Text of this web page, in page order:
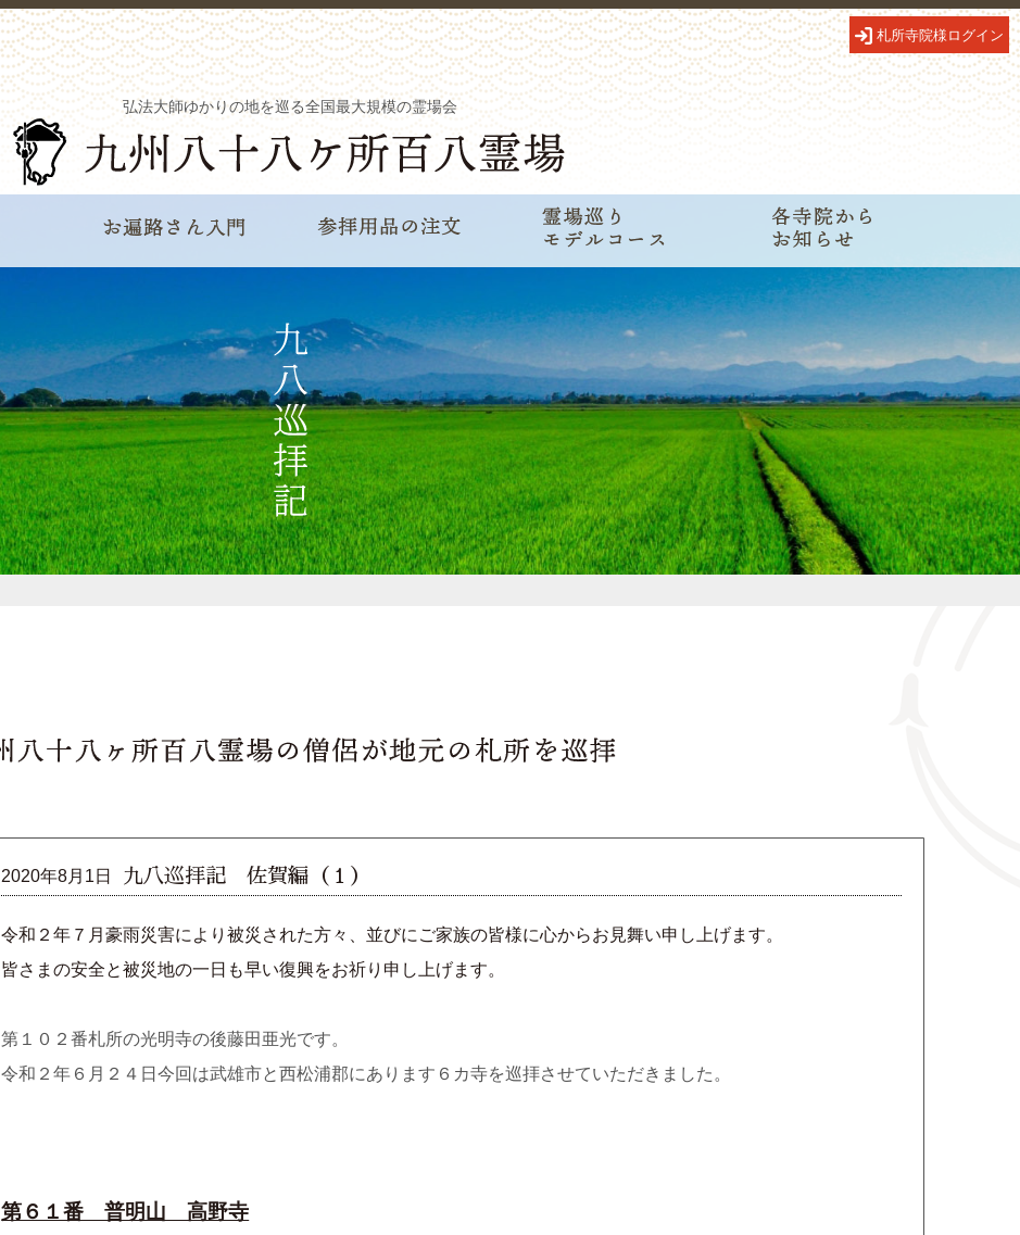
札所寺院様ログイン
弘法大師ゆかりの地を巡る全国最大規模の霊場会
2020年8月1日 九八巡拝記 佐賀編（１）
令和２年７月豪雨災害により被災された方々、並びにご家族の皆様に心からお見舞い申し上げます。
皆さまの安全と被災地の一日も早い復興をお祈り申し上げます。
第１０２番札所の光明寺の後藤田亜光です。
令和２年６月２４日今回は武雄市と西松浦郡にあります６カ寺を巡拝させていただきました。
第６１番 普明山 高野寺